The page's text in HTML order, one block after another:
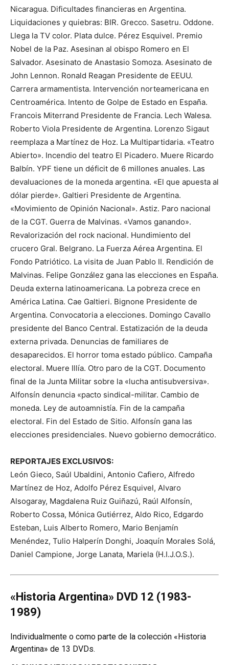
Nicaragua. Dificultades financieras en Argentina.
Liquidaciones y quiebras: BIR. Grecco. Sasetru. Oddone.
Llega la TV color. Plata dulce. Pérez Esquivel. Premio
Nobel de la Paz. Asesinan al obispo Romero en El
Salvador. Asesinato de Anastasio Somoza. Asesinato de
John Lennon. Ronald Reagan Presidente de EEUU.
Carrera armamentista. Intervención norteamericana en
Centroamérica. Intento de Golpe de Estado en España.
Francois Miterrand Presidente de Francia. Lech Walesa.
Roberto Viola Presidente de Argentina. Lorenzo Sigaut
reemplaza a Martínez de Hoz. La Multipartidaria. «Teatro
Abierto». Incendio del teatro El Picadero. Muere Ricardo
Balbín. YPF tiene un déficit de 6 millones anuales. Las
devaluaciones de la moneda argentina. «El que apuesta al
dólar pierde». Galtieri Presidente de Argentina.
«Movimiento de Opinión Nacional». Astiz. Paro nacional
de la CGT. Guerra de Malvinas. «Vamos ganando».
Revalorización del rock nacional. Hundimiento del
crucero Gral. Belgrano. La Fuerza Aérea Argentina. El
Fondo Patriótico. La visita de Juan Pablo II. Rendición de
Malvinas. Felipe González gana las elecciones en España.
Deuda externa latinoamericana. La pobreza crece en
América Latina. Cae Galtieri. Bignone Presidente de
Argentina. Convocatoria a elecciones. Domingo Cavallo
presidente del Banco Central. Estatización de la deuda
externa privada. Denuncias de familiares de
desaparecidos. El horror toma estado público. Campaña
electoral. Muere Illía. Otro paro de la CGT. Documento
final de la Junta Militar sobre la «lucha antisubversiva».
Alfonsín denuncia «pacto sindical-militar. Cambio de
moneda. Ley de autoamnistía. Fin de la campaña
electoral. Fin del Estado de Sitio. Alfonsín gana las
elecciones presidenciales. Nuevo gobierno democrático.
REPORTAJES EXCLUSIVOS:
León Gieco, Saúl Ubaldini, Antonio Cafiero, Alfredo
Martínez de Hoz, Adolfo Pérez Esquivel, Alvaro
Alsogaray, Magdalena Ruiz Guiñazú, Raúl Alfonsín,
Roberto Cossa, Mónica Gutiérrez, Aldo Rico, Edgardo
Esteban, Luis Alberto Romero, Mario Benjamín
Menéndez, Tulio Halperín Donghi, Joaquín Morales Solá,
Daniel Campione, Jorge Lanata, Mariela (H.I.J.O.S.).
«Historia Argentina» DVD 12 (1983-
1989)
Individualmente o como parte de la colección «Historia
Argentina» de 13 DVDs.